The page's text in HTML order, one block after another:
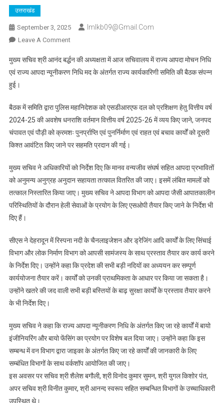
उत्तराखंड
September 3, 2025 Imlkb09@gmail.com
Leave A CommentOn
सचिव
की
आपदा
प्रबंधन
समिति
की
राहत
एवं
बचाव
कार्यों
निर्णय
मुख्य सचिव श्री आनंद बर्द्धन की अध्यक्षता में आज सचिवालय में राज्य आपदा मोचन निधि
एवं राज्य आपदा न्यूनीकरण निधि मद के अंतर्गत राज्य कार्यकारिणी समिति की बैठक संपन्न
हुई।
बैठक में समिति द्वारा पुलिस महानिदेशक को एसडीआरएफ दल को प्रशिक्षण हेतु वित्तीय वर्ष
2024-25 की अवशेष धनराशि वर्तमान वित्तीय वर्ष 2025-26 में व्यय किए जाने, जनपद
चंपावत एवं पौड़ी को क्रमशः पुनर्प्राप्ति एवं पुनर्निर्माण एवं राहत एवं बचाव कार्यों को दूसरी
किश्त आवंटित किए जाने पर सहमति प्रदान की गई।
मुख्य सचिव ने अधिकारियों को निर्देश दिए कि मानव वन्यजीव संघर्ष सहित आपदा प्रभावितों
को अनुमन्य अनुग्रह अनुदान सहायता तत्काल वितरित की जाए। इसमें लंबित मामलों को
तत्काल निस्तारित किया जाए। मुख्य सचिव ने आपदा विभाग को आपदा जैसी आपातकालीन
परिस्थितियों के दौरान हेली सेवाओं के प्रयोग के लिए एसओपी तैयार किए जाने के निर्देश भी
दिए हैं।
सीएस ने देहरादून में रिस्पना नदी के चैनलाइजेशन और ड्रेजिंग आदि कार्यों के लिए सिंचाई
विभाग और लोक निर्माण विभाग को आपसी सामंजस्य के साथ प्रस्ताव तैयार कर कार्य करने
के निर्देश दिए। उन्होंने कहा कि प्रदेश की सभी बड़ी नदियों का अध्ययन कर सम्पूर्ण
कार्ययोजना तैयार करें। कार्यों को उनकी प्राथमिकता के आधार पर किया जा सकता है।
उन्होंने खतरे की जद वाली सभी बड़ी बस्तियों के बाढ़ सुरक्षा कार्यों के प्रस्ताव तैयार करने
के भी निर्देश दिए।
मुख्य सचिव ने कहा कि राज्य आपदा न्यूनीकरण निधि के अंतर्गत किए जा रहे कार्यों में बायो
इंजीनियरिंग और बायो फेंसिंग का प्रयोग पर विशेष बल दिया जाए। उन्होंने कहा कि इस
सम्बन्ध में वन विभाग द्वारा जाइका के अंतर्गत किए जा रहे कार्यों की जानकारी के लिए
सम्बंधित विभागों के साथ वर्कशॉप आयोजित की जाए।
इस अवसर पर सचिव श्री शैलेश बगौली, श्री विनोद कुमार सुमन, श्री युगल किशोर पंत,
अपर सचिव श्री विनीत कुमार, श्री आनन्द स्वरूप सहित सम्बन्धित विभागों के उच्चाधिकारी
उपस्थित थे।